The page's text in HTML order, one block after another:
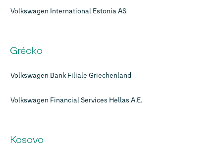
Volkswagen International Estonia AS
Grécko
Volkswagen Bank Filiale Griechenland
Volkswagen Financial Services Hellas A.E.
Kosovo